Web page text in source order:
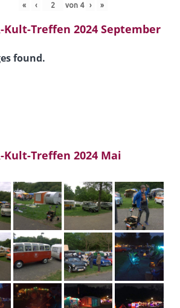
« ‹ von 4 › »
Kult-Treffen 2024 September
found.
Kult-Treffen 2024 Mai